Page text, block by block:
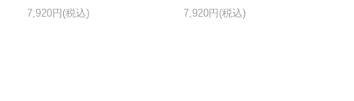
7,920円(税込) 7,920円(税込)